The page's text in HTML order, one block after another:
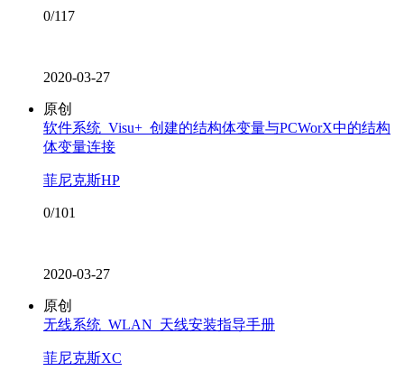
0/117
2020-03-27
原创
软件系统_Visu+_创建的结构体变量与PCWorX中的结构
体变量连接
菲尼克斯HP
0/101
2020-03-27
原创
无线系统_WLAN_天线安装指导手册
菲尼克斯XC